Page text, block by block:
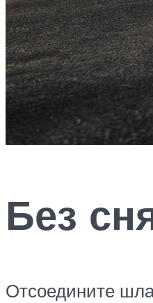
Без
Отсоедините